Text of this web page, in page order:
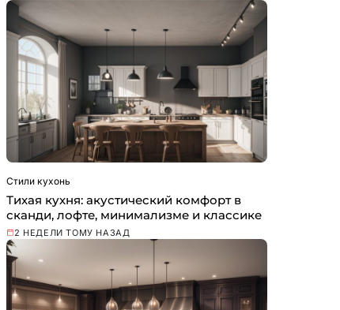
Стили кухонь
Тихая кухня: акустический комфорт в
сканди, лофте, минимализме и классике
2 НЕДЕЛИ ТОМУ НАЗАД